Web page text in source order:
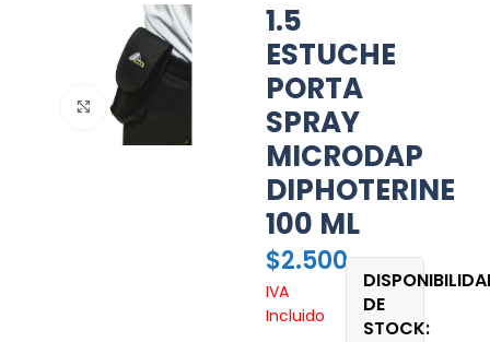
Haz clic para ampliar
1.5
ESTUCHE
PORTA
SPRAY
MICRODAP
DIPHOTERINE
100 ML
$2.500
IVA
Incluido
DE
STOCK: